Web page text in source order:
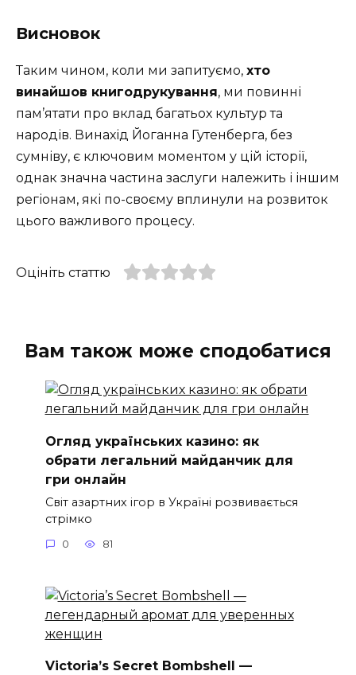
Висновок
Таким чином, коли ми запитуємо, хто
винайшов книгодрукування, ми повинні
пам’ятати про вклад багатьох культур та
народів. Винахід Йоганна Гутенберга, без
сумніву, є ключовим моментом у цій історії,
однак значна частина заслуги належить і іншим
регіонам, які по-своєму вплинули на розвиток
цього важливого процесу.
Оцініть статтю
Вам також може сподобатися
Огляд українських казино: як
обрати легальний майданчик для
гри онлайн
Світ азартних ігор в Україні розвивається
стрімко
0 81
Victoria’s Secret Bombshell —